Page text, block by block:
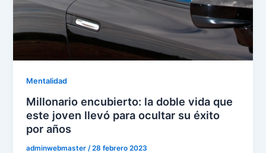
Mentalidad
Millonario encubierto: la doble vida que
este joven llevó para ocultar su éxito
por años
adminwebmaster /28 febrero 2023